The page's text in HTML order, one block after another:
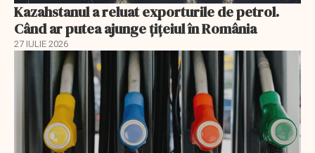
Kazahstanul a reluat exporturile de petrol.
Când ar putea ajunge țițeiul în România
27 IULIE 2026